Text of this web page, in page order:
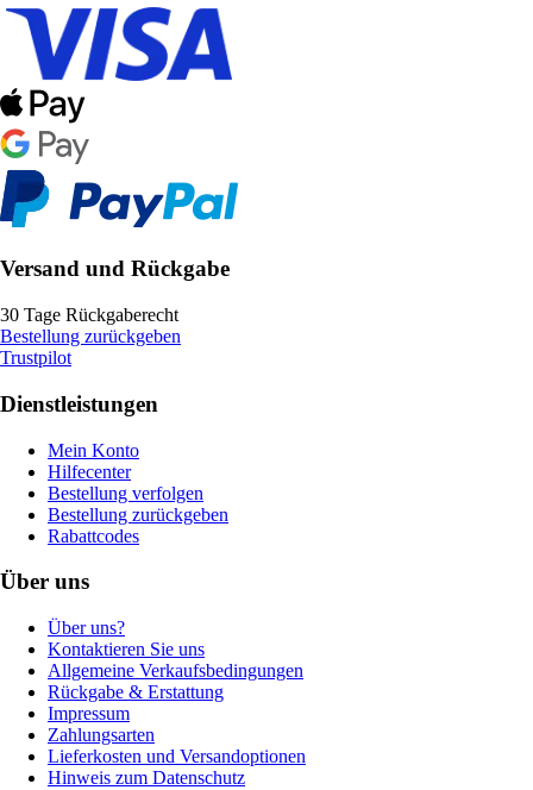
Versand und Rückgabe
30 Tage Rückgaberecht
Bestellung zurückgeben
Trustpilot
Dienstleistungen
Mein Konto
Hilfecenter
Bestellung verfolgen
Bestellung zurückgeben
Rabattcodes
Über uns
Über uns?
Kontaktieren Sie uns
Allgemeine Verkaufsbedingungen
Rückgabe & Erstattung
Impressum
Zahlungsarten
Lieferkosten und Versandoptionen
Hinweis zum Datenschutz